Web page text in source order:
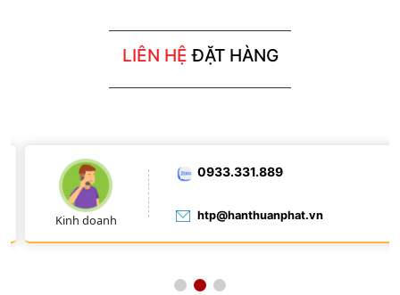
LIÊN HỆĐẶT HÀNG
Kinh doanh
0918 708 815
htp@hanthuanphat.vn